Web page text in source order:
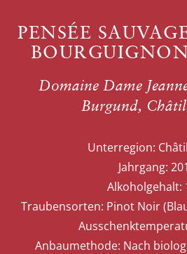
PENSÉE
Domaine Dame
Burgund,
Unterregion:
Jahrgang:
Alkoholgehalt:
Traubensorten: Pinot Noir
Anbaumethode: Nach